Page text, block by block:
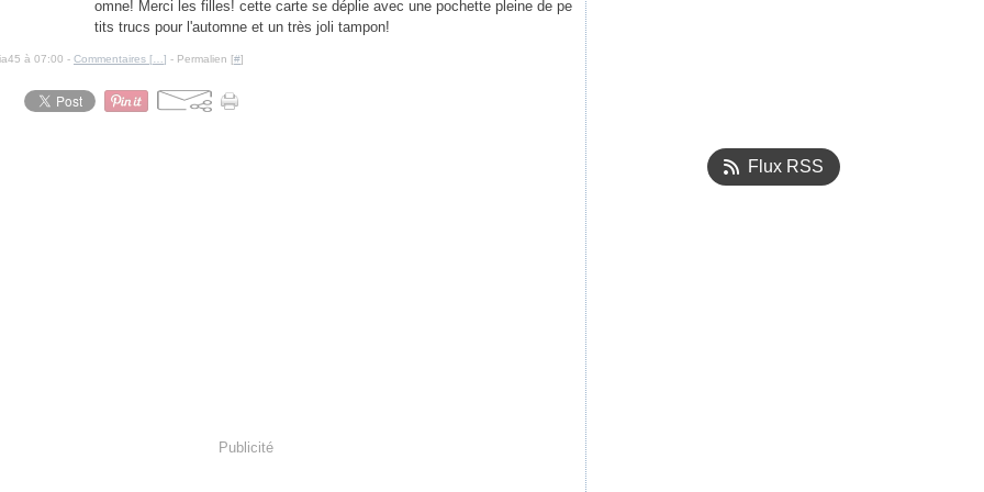
omne! Merci les filles! cette carte se déplie avec une pochette pleine de pe
tits trucs pour l'automne et un très joli tampon!
à 07:00 - Commentaires [ ] - Permalien [#]
Publicité
Flux RSS